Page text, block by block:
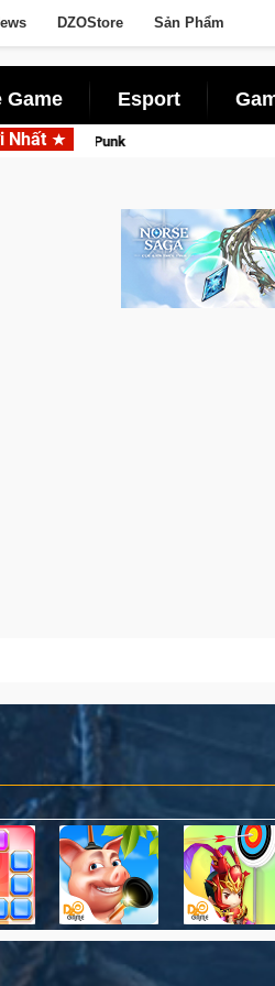
DZOStore Sản Phẩm
Game Esport
NhấtGarena hợp tác cùng Pocketpair đưa